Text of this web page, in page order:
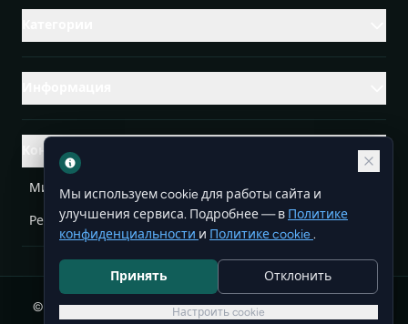
Контакты
Михаленко Руслан Леонидович, УНП ЕА3732804
Республика Беларусь info@doit.by
© 2026 DoIt — бесплатные объявления в Беларуси. Все
Мы используем cookie для работы сайта и
улучшения сервиса. Подробнее — в Политике
конфиденциальности и Политике cookie.
Принять Отклонить
Настроить cookie